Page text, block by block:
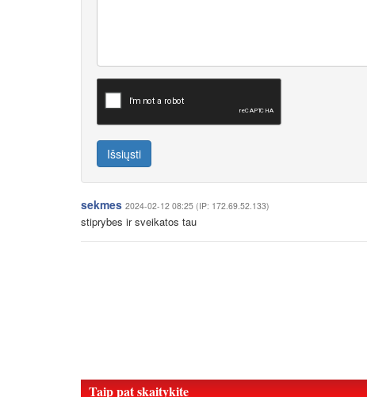
Išsiųsti
sekmes 2024-02-12 08:25 (IP: 172.69.52.133)
stiprybes ir sveikatos tau
Taip pat skaitykite